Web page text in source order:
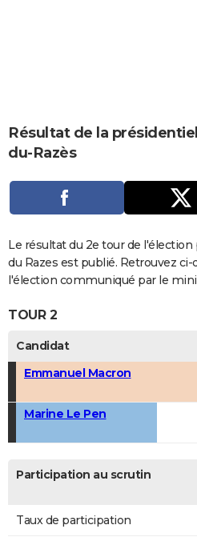
Carte de Noël
Carte Bonne année
Carte Saint-Valentin
Carte Pâques
Carte d'anniversaire
DICTIONNAIRE
PROGRAMME TV
COPAINS D'AVANT
S'inscrire
Se connecter
Lycées
Collèges
Primaires
Universités
Entreprises
Service militaire
Avis de recherche
AVIS DE DÉCÈS
FORUM
Bricolage
Lifestyle
Culture
Sport
Auto
Television
Voyage
Cinema
Résultat de la
du-Razès
Le résultat du 2e tour de
du Razes est publié. Retrouvez
l'élection communiqué par le
TOUR 2
Candidat
Emmanuel Macron
Marine Le Pen
Participation au scrutin
Taux de participation